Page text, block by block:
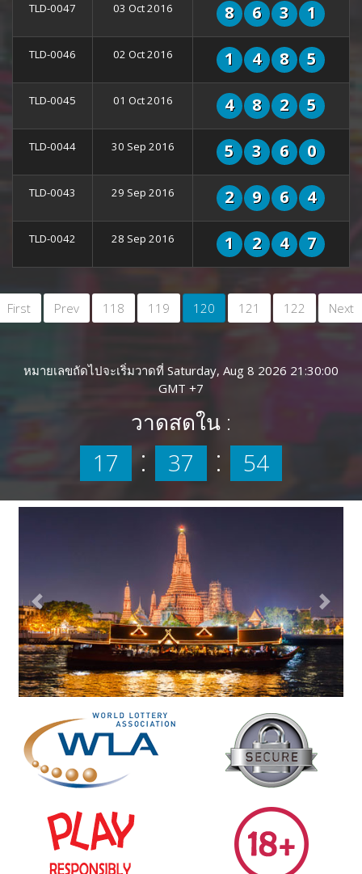
TLD-0047 03 Oct 2016 8 6 3 1
TLD-0046 02 Oct 2016 1 4 8 5
TLD-0045 01 Oct 2016 4 8 2 5
TLD-0044 30 Sep 2016 5 3 6 0
TLD-0043 29 Sep 2016 2 9 6 4
TLD-0042 28 Sep 2016 1 2 4 7
First Prev 118 119 120 121 122 Next
หมายเลขถัดไปจะเริ่มวาดที่ Saturday, Aug 8 2026 21:30:00
GMT +7
วาดสดใน :
17 : 37 : 54
Previous Next